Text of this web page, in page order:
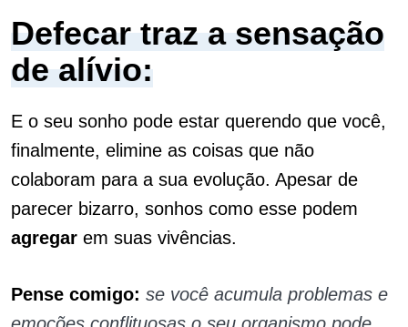
Defecar traz a sensação
dealívio:
E o seu sonho pode estar querendo que você,
finalmente, elimine as coisas que não
colaboram para a sua evolução. Apesar de
parecer bizarro, sonhos como esse podem
agregar em suas vivências.
Pense comigo: se você acumula problemas e